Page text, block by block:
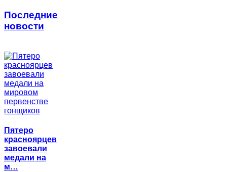
Последние
новости
Пятеро
красноярцев
завоевали
медали на
м…